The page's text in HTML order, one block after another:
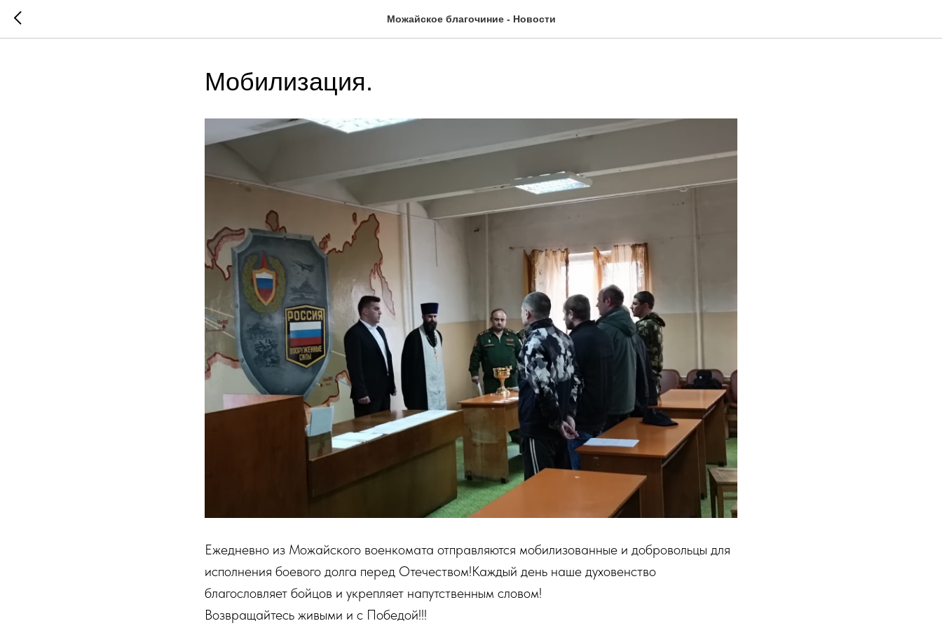
Можайское благочиние - Новости
Мобилизация.
Ежедневно из Можайского военкомата отправляются мобилизованные и добровольцы для
исполнения боевого долга перед Отечеством!Каждый день наше духовенство
благословляет бойцов и укрепляет напутственным словом!
Возвращайтесь живыми и с Победой!!!